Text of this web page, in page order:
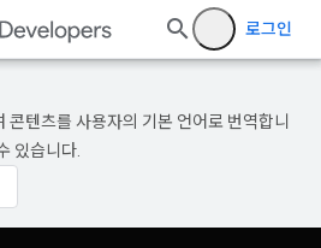
로그인
텐츠를 사용자의 기본 언어로 번역합니
있습니다.